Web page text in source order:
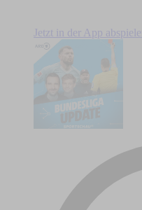
Jetzt in der App abspielen